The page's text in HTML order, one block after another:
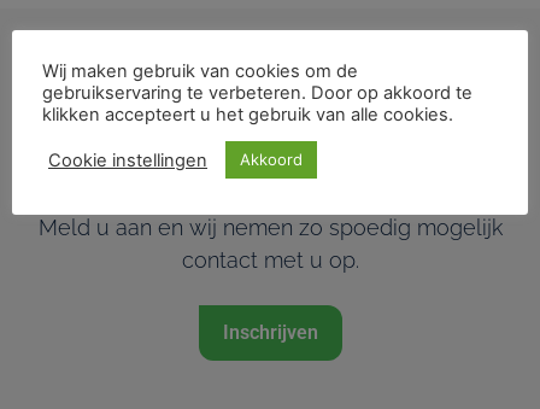
Behandeling –
Wortelkanaalbehandeling
Is het de hoogste tijd voor deze behandeling?
Meld u aan en wij nemen zo spoedig mogelijk
contact met u op.
Inschrijven
Wij maken gebruik van cookies om de
gebruikservaring te verbeteren. Door op akkoord te
klikken accepteert u het gebruik van alle cookies.
Cookie instellingen Akkoord